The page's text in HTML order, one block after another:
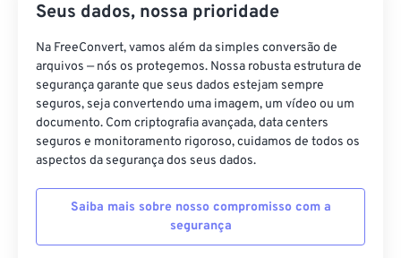
Seus dados, nossa prioridade
Na FreeConvert, vamos além da simples conversão de
arquivos — nós os protegemos. Nossa robusta estrutura de
segurança garante que seus dados estejam sempre
seguros, seja convertendo uma imagem, um vídeo ou um
documento. Com criptografia avançada, data centers
seguros e monitoramento rigoroso, cuidamos de todos os
aspectos da segurança dos seus dados.
Saiba mais sobre nosso compromisso com a
segurança